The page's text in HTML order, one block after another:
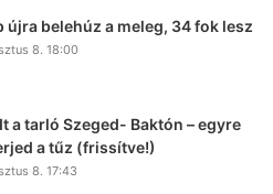
újra belehúz a meleg, 34 fok lesz
8. 18:00
a tarló Szeged- Baktón – egyre
a tűz (frissítve!)
8. 17:43